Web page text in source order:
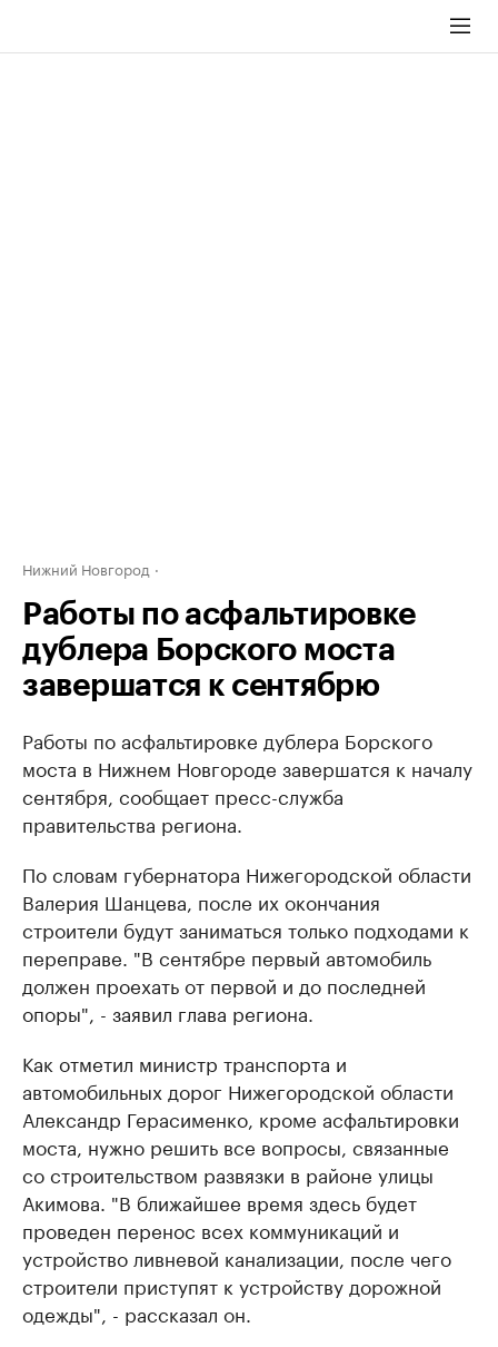
Нижний Новгород
Работы по асфальтировке
дублера Борского моста
завершатся к сентябрю
Работы по асфальтировке дублера Борского
моста в Нижнем Новгороде завершатся к началу
сентября, сообщает пресс-служба
правительства региона.
По словам губернатора Нижегородской области
Валерия Шанцева, после их окончания
строители будут заниматься только подходами к
переправе. "В сентябре первый автомобиль
должен проехать от первой и до последней
опоры", - заявил глава региона.
Как отметил министр транспорта и
автомобильных дорог Нижегородской области
Александр Герасименко, кроме асфальтировки
моста, нужно решить все вопросы, связанные
со строительством развязки в районе улицы
Акимова. "В ближайшее время здесь будет
проведен перенос всех коммуникаций и
устройство ливневой канализации, после чего
строители приступят к устройству дорожной
одежды", - рассказал он.